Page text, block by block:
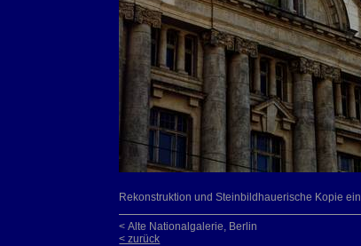
Rekonstruktion und Steinbildhauerische Kopie
< Alte Nationalgalerie, Berlin
< zurück